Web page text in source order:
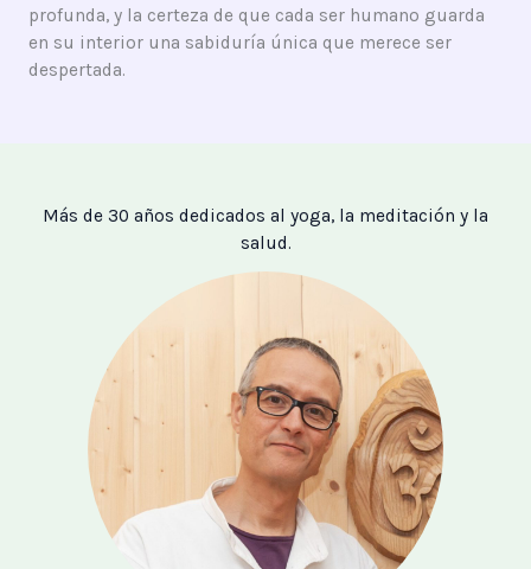
profunda, y la certeza de que cada ser humano guarda
en su interior una sabiduría única que merece ser
despertada.
Más de 30 años dedicados al yoga, la meditación y la
salud.